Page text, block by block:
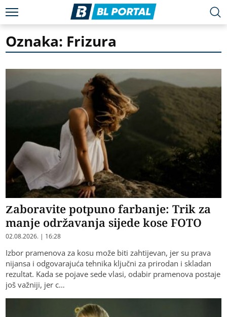
Oznaka: Frizura
Zaboravite potpuno farbanje: Trik za
manje održavanja sijede kose FOTO
02.08.2026. | 16:28
Izbor pramenova za kosu može biti zahtijevan, jer su prava
nijansa i odgovarajuća tehnika ključni za prirodan i skladan
rezultat. Kada se pojave sede vlasi, odabir pramenova postaje
još važniji, jer c…